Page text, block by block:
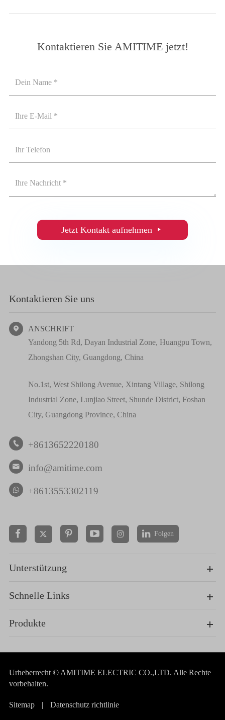
Kontaktieren Sie AMITIME jetzt!
Jetzt Kontakt aufnehmen 
Kontaktieren Sie uns

ANSCHRIFT
Yandong 5th Rd, Dayan Industrial Zone, Huangpu Town,
Zhongshan City, Guangdong, China
No.1st, West Shilong Avenue, Xintang Village, Shilong
Industrial Zone, Lunjiao Street, Shunde District, Foshan
City, Guangdong Province, China
 +8613652220180
 info@amitime.com
+8613553302119
  Folgen
Unterstützung
Schnelle Links
Produkte
Urheberrecht © AMITIME ELECTRIC CO.,LTD. Alle Rechte
vorbehalten.
Sitemap | Datenschutz richtlinie